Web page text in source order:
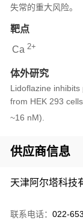
失常的重大风险。
靶点
Ca 2+
体外研究
Lidoflazine
from HEK 293
~16 nM).
供应商信息
天津阿尔塔科技
联系电话： 022-